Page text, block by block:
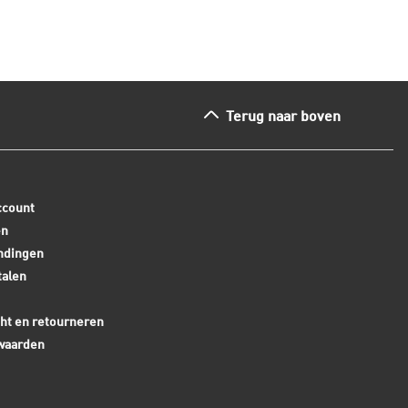
Terug naar boven
en retourneren